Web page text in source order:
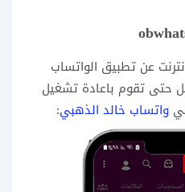
عن تطبيق الواتساب
حتى تقوم باعادة تشغيل
واتساب خالد الذهبي: